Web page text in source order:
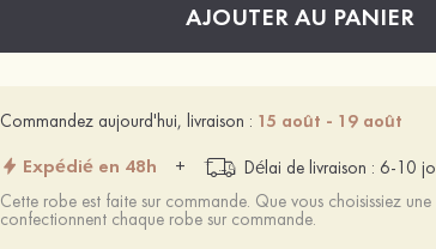
AJOUTER AU PANIER
Commandez aujourd'hui, livraison : 15 août - 19 août
Expédié en 48h + Délai de livraison : 6-10
Cette robe est faite sur commande. Que vous choisissiez
confectionnent chaque robe sur commande.